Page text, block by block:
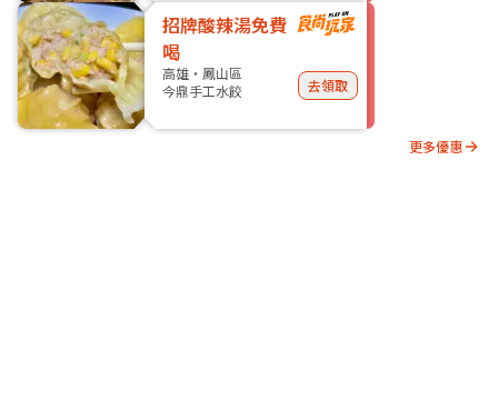
招牌酸辣湯免費
喝
高雄・鳳山區
今鼎手工水餃
去領取
更多優惠